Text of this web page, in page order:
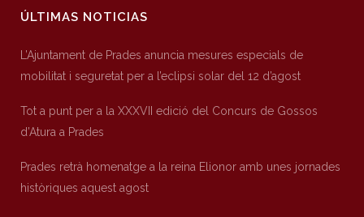
ÚLTIMAS NOTICIAS
L’Ajuntament de Prades anuncia mesures especials de
mobilitat i seguretat per a l’eclipsi solar del 12 d’agost
Tot a punt per a la XXXVII edició del Concurs de Gossos
d’Atura a Prades
Prades retrà homenatge a la reina Elionor amb unes jornades
històriques aquest agost